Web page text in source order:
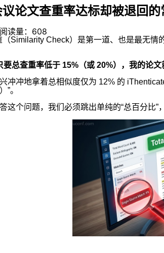
论文查重率达标却被退回的
阅读量：608
Similarity Check）是第一道、也是最无情
要总查重率低于 15%（或 20%），我的论文
冲冲地拿着总相似度仅为 12% 的
”。
个问题，我们必须跳出单纯的“总百分比”